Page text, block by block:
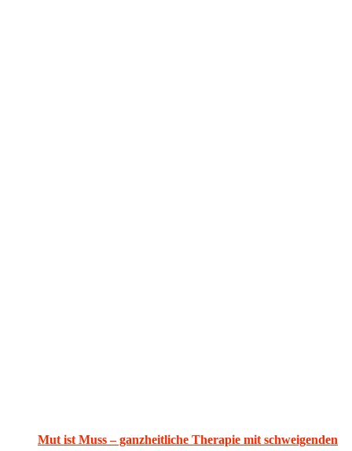
Mut ist Muss – ganzheitliche Therapie mit schweigenden